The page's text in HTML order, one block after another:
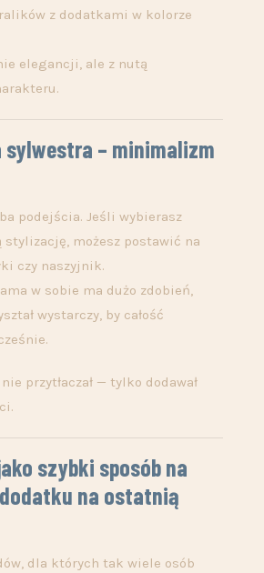
z dodatkami w kolorze
elegancji, ale z nutą
sylwestra – minimalizm
podejścia. Jeśli wybierasz
możesz postawić na
czy naszyjnik.
w sobie ma dużo zdobień,
wystarczy, by całość
przytłaczał — tylko dodawał
szybki sposób na
na ostatnią
dla których tak wiele osób